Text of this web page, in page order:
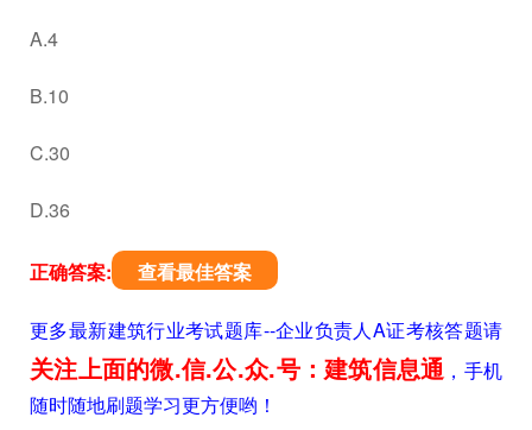
A.4
B.10
C.30
D.36
正确答案: 查看最佳答案
更多最新建筑行业考试题库--企业负责人A证考核答题请
关注上面的微.信.公.众.号：建筑信息通，手机
随时随地刷题学习更方便哟！